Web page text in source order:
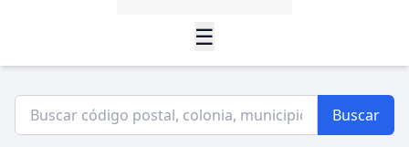
☰
Buscar